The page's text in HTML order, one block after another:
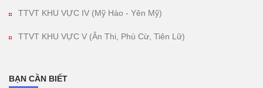
TTVT KHU VỰC IV (Mỹ Hào - Yên Mỹ)
TTVT KHU VỰC V (Ân Thi, Phù Cừ, Tiên Lữ)
BẠN CẦN BIẾT